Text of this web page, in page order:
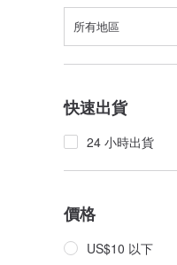
所有地區
快速出貨
24 小時出貨
價格
US$10 以下